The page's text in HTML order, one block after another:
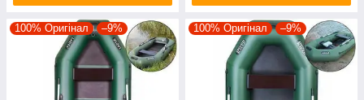
100% Оригінал –9% 100% Оригінал –9%